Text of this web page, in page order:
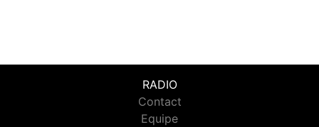
RADIO
Contact
Equipe